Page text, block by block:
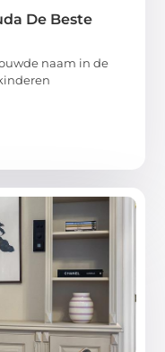
De Beste
naam in de